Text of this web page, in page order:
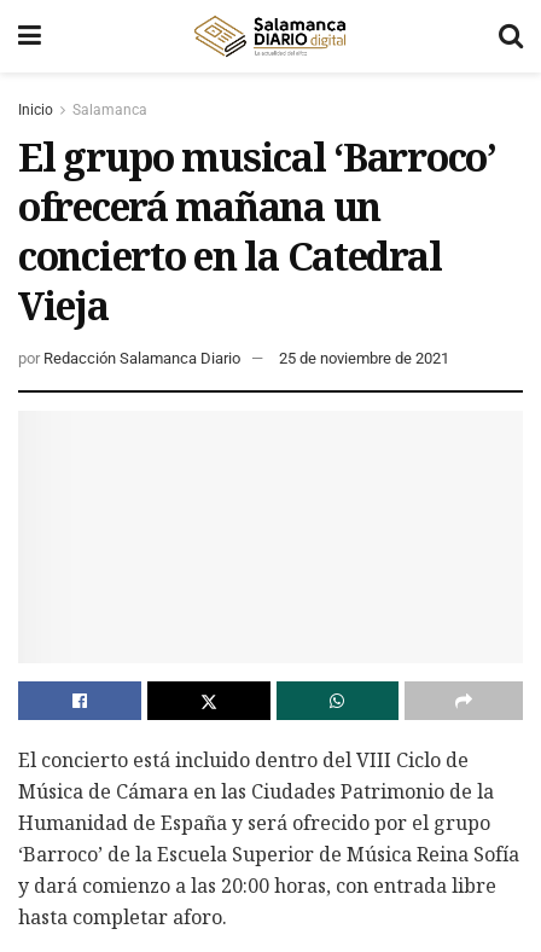
Inicio Salamanca
El grupo musical ‘Barroco’
ofrecerá mañana un
concierto en la Catedral
Vieja
por Redacción Salamanca Diario 25 de noviembre de 2021
El concierto está incluido dentro del VIII Ciclo de
Música de Cámara en las Ciudades Patrimonio de la
Humanidad de España y será ofrecido por el grupo
‘Barroco’ de la Escuela Superior de Música Reina Sofía
y dará comienzo a las 20:00 horas, con entrada libre
hasta completar aforo.